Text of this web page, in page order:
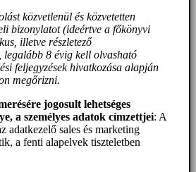
közvetlenül és közvetetten
bizonylatot (ideértve a főkönyvi
illetve részletező
8 évig kell olvasható
feljegyzések hivatkozása alapján
megőrizni.
jogosult lehetséges
a személyes adatok címzettjei: A
adatkezelő sales és marketing
a fenti alapelvek tiszteletben